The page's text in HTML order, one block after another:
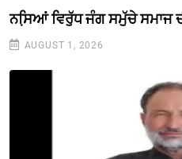
ਨਸਿ਼ਆਂ ਵਿਰੁੱਧ ਜੰਗ ਸਮੁੱਚੇ ਸਮਾਜ ਦੀ
AUGUST 1, 2026